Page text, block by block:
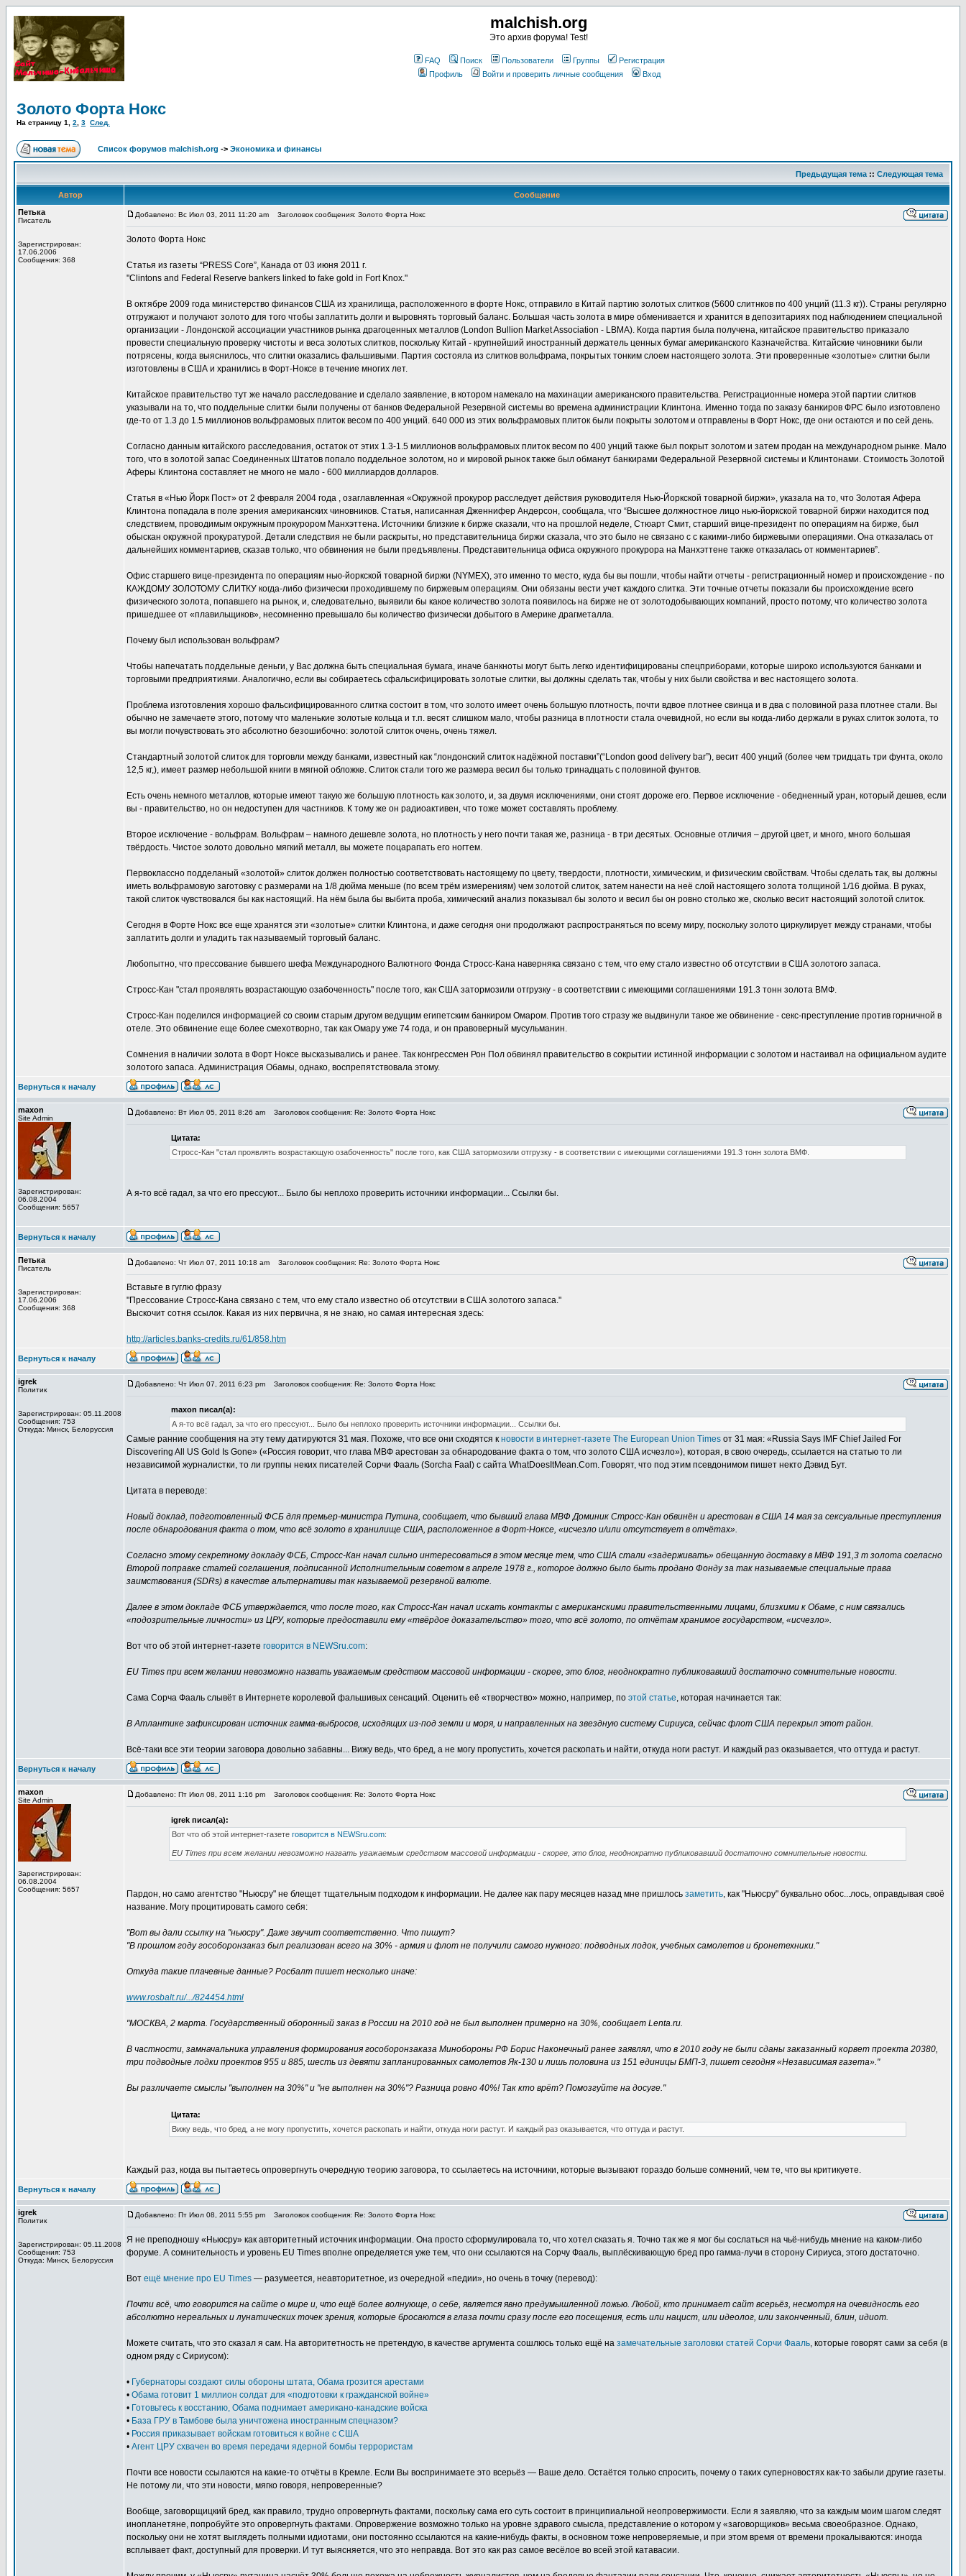
malchish.org
Это архив форума! Test!
FAQ Поиск Пользователи Группы
Регистрация
Профиль
Войти и проверить личные сообщения Вход
Золото Форта Нокс
На страницу 1 2 3 След.
Список форумов malchish.org -> Экономика и финансы
Предыдущая тема :: Следующая тема
Автор
Сообщение
Петька
Писатель
Зарегистрирован:
17.06.2006
Сообщения: 368
Добавлено: Вс Июл 03, 2011 11:20 am Заголовок сообщения: Золото Форта Нокс
Золото Форта Нокс
Статья из газеты “PRESS Core”, Канада от 03 июня 2011 г.
"Clintons and Federal Reserve bankers linked to fake gold in Fort Knox."
В октябре 2009 года министерство финансов США из хранилища, расположенного в форте Нокс, отправило в Китай партию золотых слитков (5600 слитнков по 400 унций (11.3 кг)). Страны регулярно
отгружают и получают золото для того чтобы заплатить долги и выровнять торговый баланс. Большая часть золота в мире обменивается и хранится в депозитариях под наблюдением специальной
организации - Лондонской ассоциации участников рынка драгоценных металлов (London Bullion Market Association - LBMA). Когда партия была получена, китайское правительство приказало
провести специальную проверку чистоты и веса золотых слитков, поскольку Китай - крупнейший иностранный держатель ценных бумаг американского Казначейства. Китайские чиновники были
потрясены, когда выяснилось, что слитки оказались фальшивыми. Партия состояла из слитков вольфрама, покрытых тонким слоем настоящего золота. Эти проверенные «золотые» слитки были
изготовлены в США и хранились в Форт-Ноксе в течение многих лет.
Китайское правительство тут же начало расследование и сделало заявление, в котором намекало на махинации американского правительства. Регистрационные номера этой партии слитков
указывали на то, что поддельные слитки были получены от банков Федеральной Резервной системы во времена администрации Клинтона. Именно тогда по заказу банкиров ФРС было изготовлено
где-то от 1.3 до 1.5 миллионов вольфрамовых плиток весом по 400 унций. 640 000 из этих вольфрамовых плиток были покрыты золотом и отправлены в Форт Нокс, где они остаются и по сей день.
Согласно данным китайского расследования, остаток от этих 1.3-1.5 миллионов вольфрамовых плиток весом по 400 унций также был покрыт золотом и затем продан на международном рынке. Мало
того, что в золотой запас Соединенных Штатов попало поддельное золотом, но и мировой рынок также был обманут банкирами Федеральной Резервной системы и Клинтонами. Стоимость Золотой
Аферы Клинтона составляет не много не мало - 600 миллиардов долларов.
Статья в «Нью Йорк Пост» от 2 февраля 2004 года , озаглавленная «Окружной прокурор расследует действия руководителя Нью-Йоркской товарной биржи», указала на то, что Золотая Афера
Клинтона попадала в поле зрения американских чиновников. Статья, написанная Дженнифер Андерсон, сообщала, что “Высшее должностное лицо нью-йоркской товарной биржи находится под
следствием, проводимым окружным прокурором Манхэттена. Источники близкие к бирже сказали, что на прошлой неделе, Стюарт Смит, старший вице-президент по операциям на бирже, был
обыскан окружной прокуратурой. Детали следствия не были раскрыты, но представительница биржи сказала, что это было не связано с с какими-либо биржевыми операциями. Она отказалась от
дальнейших комментариев, сказав только, что обвинения не были предъявлены. Представительница офиса окружного прокурора на Манхэттене также отказалась от комментариев”.
Офис старшего вице-президента по операциям нью-йоркской товарной биржи (NYMEX), это именно то место, куда бы вы пошли, чтобы найти отчеты - регистрационный номер и происхождение - по
КАЖДОМУ ЗОЛОТОМУ СЛИТКУ когда-либо физически проходившему по биржевым операциям. Они обязаны вести учет каждого слитка. Эти точные отчеты показали бы происхождение всего
физического золота, попавшего на рынок, и, следовательно, выявили бы какое количество золота появилось на бирже не от золотодобывающих компаний, просто потому, что количество золота
пришедшее от «плавильщиков», несомненно превышало бы количество физически добытого в Америке драгметалла.
Почему был использован вольфрам?
Чтобы напечатать поддельные деньги, у Вас должна быть специальная бумага, иначе банкноты могут быть легко идентифицированы спецприборами, которые широко используются банками и
торговыми предприятиями. Аналогично, если вы собираетесь сфальсифицировать золотые слитки, вы должны сделать так, чтобы у них были свойства и вес настоящего золота.
Проблема изготовления хорошо фальсифицированного слитка состоит в том, что золото имеет очень большую плотность, почти вдвое плотнее свинца и в два с половиной раза плотнее стали. Вы
обычно не замечаете этого, потому что маленькие золотые кольца и т.п. весят слишком мало, чтобы разница в плотности стала очевидной, но если вы когда-либо держали в руках слиток золота, то
вы могли почувствовать это абсолютно безошибочно: золотой слиток очень, очень тяжел.
Стандартный золотой слиток для торговли между банками, известный как “лондонский слиток надёжной поставки”(“London good delivery bar”), весит 400 унций (более чем тридцать три фунта, около
12,5 кг,), имеет размер небольшой книги в мягной обложке. Слиток стали того же размера весил бы только тринадцать с половиной фунтов.
Есть очень немного металлов, которые имеют такую же большую плотность как золото, и, за двумя исключениями, они стоят дороже его. Первое исключение - обедненный уран, который дешев, если
вы - правительство, но он недоступен для частников. К тому же он радиоактивен, что тоже может составлять проблему.
Второе исключение - вольфрам. Вольфрам – намного дешевле золота, но плотность у него почти такая же, разница - в три десятых. Основные отличия – другой цвет, и много, много большая
твёрдость. Чистое золото довольно мягкий металл, вы можете поцарапать его ногтем.
Первоклассно подделаный «золотой» слиток должен полностью соответствовать настоящему по цвету, твердости, плотности, химическим, и физическим свойствам. Чтобы сделать так, вы должны
иметь вольфрамовую заготовку с размерами на 1/8 дюйма меньше (по всем трём измерениям) чем золотой слиток, затем нанести на неё слой настоящего золота толщиной 1/16 дюйма. В руках,
такой слиток чувствовался бы как настоящий. На нём была бы выбита проба, химический анализ показывал бы золото и весил бы он ровно столько же, сколько весит настоящий золотой слиток.
Сегодня в Форте Нокс все еще хранятся эти «золотые» слитки Клинтона, и даже сегодня они продолжают распространяться по всему миру, поскольку золото циркулирует между странами, чтобы
заплатить долги и уладить так называемый торговый баланс.
Любопытно, что прессование бывшего шефа Международного Валютного Фонда Стросс-Кана наверняка связано с тем, что ему стало известно об отсутствии в США золотого запаса.
Стросс-Кан "стал проявлять возрастающую озабоченность" после того, как США затормозили отгрузку - в соответствии с имеющими соглашениями 191.3 тонн золота ВМФ.
Стросс-Кан поделился информацией со своим старым другом ведущим египетским банкиром Омаром. Против того стразу же выдвинули такое же обвинение - секс-преступление против горничной в
отеле. Это обвинение еще более смехотворно, так как Омару уже 74 года, и он правоверный мусульманин.
Сомнения в наличии золота в Форт Ноксе высказывались и ранее. Так конгрессмен Рон Пол обвинял правительство в сокрытии истинной информации с золотом и настаивал на официальном аудите
золотого запаса. Администрация Обамы, однако, воспрепятствовала этому.
Вернуться к началу
maxon
Site Admin
Зарегистрирован:
06.08.2004
Сообщения: 5657
Добавлено: Вт Июл 05, 2011 8:26 am Заголовок сообщения: Re: Золото Форта Нокс
Цитата:
Стросс-Кан "стал проявлять возрастающую озабоченность" после того, как США затормозили отгрузку - в соответствии с имеющими соглашениями 191.3 тонн золота ВМФ.
А я-то всё гадал, за что его прессуют... Было бы неплохо проверить источники информации... Ссылки бы.
Вернуться к началу
Петька
Писатель
Зарегистрирован:
17.06.2006
Сообщения: 368
Добавлено: Чт Июл 07, 2011 10:18 am Заголовок сообщения: Re: Золото Форта Нокс
Вставьте в гуглю фразу
"Прессование Стросс-Кана связано с тем, что ему стало известно об отсутствии в США золотого запаса."
Выскочит сотня ссылок. Какая из них первична, я не знаю, но самая интересная здесь:
http://articles.banks-credits.ru/61/858.htm
Вернуться к началу
igrek
Политик
Зарегистрирован: 05.11.2008
Сообщения: 753
Откуда: Минск, Белоруссия
Добавлено: Чт Июл 07, 2011 6:23 pm Заголовок сообщения: Re: Золото Форта Нокс
maxon писал(а):
А я-то всё гадал, за что его прессуют... Было бы неплохо проверить источники информации... Ссылки бы.
Самые ранние сообщения на эту тему датируются 31 мая. Похоже, что все они сходятся к новости в интернет-газете The European Union Times от 31 мая: «Russia Says IMF Chief Jailed For
Discovering All US Gold Is Gone» («Россия говорит, что глава МВФ арестован за обнародование факта о том, что золото США исчезло»), которая, в свою очередь, ссылается на статью то ли
независимой журналистки, то ли группы неких писателей Сорчи Фааль (Sorcha Faal) с сайта WhatDoesItMean.Com. Говорят, что под этим псевдонимом пишет некто Дэвид Бут.
Цитата в переводе:
Новый доклад, подготовленный ФСБ для премьер-министра Путина, сообщает, что бывший глава МВФ Доминик Стросс-Кан обвинён и арестован в США 14 мая за сексуальные преступления
после обнародования факта о том, что всё золото в хранилище США, расположенное в Форт-Ноксе, «исчезло и/или отсутствует в отчётах».
Согласно этому секретному докладу ФСБ, Стросс-Кан начал сильно интересоваться в этом месяце тем, что США стали «задерживать» обещанную доставку в МВФ 191,3 т золота согласно
Второй поправке статей соглашения, подписанной Исполнительным советом в апреле 1978 г., которое должно было быть продано Фонду за так называемые специальные права
заимствования (SDRs) в качестве альтернативы так называемой резервной валюте.
Далее в этом докладе ФСБ утверждается, что после того, как Стросс-Кан начал искать контакты с американскими правительственными лицами, близкими к Обаме, с ним связались
«подозрительные личности» из ЦРУ, которые предоставили ему «твёрдое доказательство» того, что всё золото, по отчётам хранимое государством, «исчезло».
Вот что об этой интернет-газете говорится в NEWSru.com:
EU Times при всем желании невозможно назвать уважаемым средством массовой информации - скорее, это блог, неоднократно публиковавший достаточно сомнительные новости.
Сама Сорча Фааль слывёт в Интернете королевой фальшивых сенсаций. Оценить её «творчество» можно, например, по этой статье, которая начинается так:
В Атлантике зафиксирован источник гамма-выбросов, исходящих из-под земли и моря, и направленных на звездную систему Сириуса, сейчас флот США перекрыл этот район.
Всё-таки все эти теории заговора довольно забавны... Вижу ведь, что бред, а не могу пропустить, хочется раскопать и найти, откуда ноги растут. И каждый раз оказывается, что оттуда и растут.
Вернуться к началу
maxon
Site Admin
Зарегистрирован:
06.08.2004
Сообщения: 5657
Добавлено: Пт Июл 08, 2011 1:16 pm Заголовок сообщения: Re: Золото Форта Нокс
igrek писал(а):
Вот что об этой интернет-газете говорится в NEWSru.com:
EU Times при всем желании невозможно назвать уважаемым средством массовой информации - скорее, это блог, неоднократно публиковавший достаточно сомнительные новости.
Пардон, но само агентство "Ньюсру" не блещет тщательным подходом к информации. Не далее как пару месяцев назад мне пришлось заметить, как "Ньюсру" буквально обос...лось, оправдывая своё
название. Могу процитировать самого себя:
"Вот вы дали ссылку на "ньюсру". Даже звучит соответственно. Что пишут?
"В прошлом году гособоронзаказ был реализован всего на 30% - армия и флот не получили самого нужного: подводных лодок, учебных самолетов и бронетехники."
Откуда такие плачевные данные? Росбалт пишет несколько иначе:
www.rosbalt.ru/.../824454.html
"МОСКВА, 2 марта. Государственный оборонный заказ в России на 2010 год не был выполнен примерно на 30%, сообщает Lenta.ru.
В частности, замначальника управления формирования гособоронзаказа Минобороны РФ Борис Наконечный ранее заявлял, что в 2010 году не были сданы заказанный корвет проекта 20380,
три подводные лодки проектов 955 и 885, шесть из девяти запланированных самолетов Як-130 и лишь половина из 151 единицы БМП-3, пишет сегодня «Независимая газета»."
Вы различаете смыслы "выполнен на 30%" и "не выполнен на 30%"? Разница ровно 40%! Так кто врёт? Помозгуйте на досуге."
Цитата:
Вижу ведь, что бред, а не могу пропустить, хочется раскопать и найти, откуда ноги растут. И каждый раз оказывается, что оттуда и растут.
Каждый раз, когда вы пытаетесь опровергнуть очередную теорию заговора, то ссылаетесь на источники, которые вызывают гораздо больше сомнений, чем те, что вы критикуете.
Вернуться к началу
igrek
Политик
Зарегистрирован: 05.11.2008
Сообщения: 753
Откуда: Минск, Белоруссия
Добавлено: Пт Июл 08, 2011 5:55 pm Заголовок сообщения: Re: Золото Форта Нокс
Я не преподношу «Ньюсру» как авторитетный источник информации. Она просто сформулировала то, что хотел сказать я. Точно так же я мог бы сослаться на чьё-нибудь мнение на каком-либо
форуме. А сомнительность и уровень EU Times вполне определяется уже тем, что они ссылаются на Сорчу Фааль, выплёскивающую бред про гамма-лучи в сторону Сириуса, этого достаточно.
Вот ещё мнение про EU Times — разумеется, неавторитетное, из очередной «педии», но очень в точку (перевод):
Почти всё, что говорится на сайте о мире и, что ещё более волнующе, о себе, является явно предумышленной ложью. Любой, кто принимает сайт всерьёз, несмотря на очевидность его
абсолютно нереальных и лунатических точек зрения, которые бросаются в глаза почти сразу после его посещения, есть или нацист, или идеолог, или законченный, блин, идиот.
Можете считать, что это сказал я сам. На авторитетность не претендую, в качестве аргумента сошлюсь только ещё на замечательные заголовки статей Сорчи Фааль, которые говорят сами за себя (в
одном ряду с Сириусом):
• Губернаторы создают силы обороны штата, Обама грозится арестами
• Обама готовит 1 миллион солдат для «подготовки к гражданской войне»
• Готовьтесь к восстанию, Обама поднимает американо-канадские войска
• База ГРУ в Тамбове была уничтожена иностранным спецназом?
• Россия приказывает войскам готовиться к войне с США
• Агент ЦРУ схвачен во время передачи ядерной бомбы террористам
Почти все новости ссылаются на какие-то отчёты в Кремле. Если Вы воспринимаете это всерьёз — Ваше дело. Остаётся только спросить, почему о таких суперновостях как-то забыли другие газеты.
Не потому ли, что эти новости, мягко говоря, непроверенные?
Вообще, заговорщицкий бред, как правило, трудно опровергнуть фактами, поскольку сама его суть состоит в принципиальной неопровержимости. Если я заявляю, что за каждым моим шагом следят
инопланетяне, попробуйте это опровергнуть фактами. Опровержение возможно только на уровне здравого смысла, представление о котором у «заговорщиков» весьма своеобразное. Однако,
поскольку они не хотят выглядеть полными идиотами, они постоянно ссылаются на какие-нибудь факты, в основном тоже непроверяемые, и при этом время от времени прокалываются: иногда
всплывает факт, доступный для проверки. И тут выясняется, что это неправда. Вот это как раз самое весёлое во всей этой катавасии.